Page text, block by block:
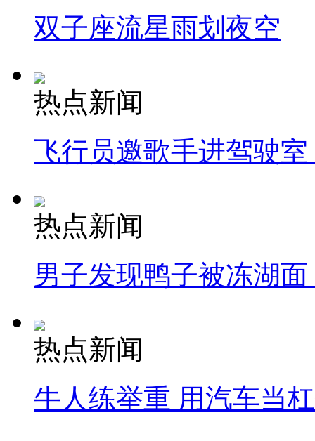
双子座流星雨划夜空
热点新闻
飞行员邀歌手进驾驶
热点新闻
男子发现鸭子被冻湖
热点新闻
牛人练举重 用汽车当